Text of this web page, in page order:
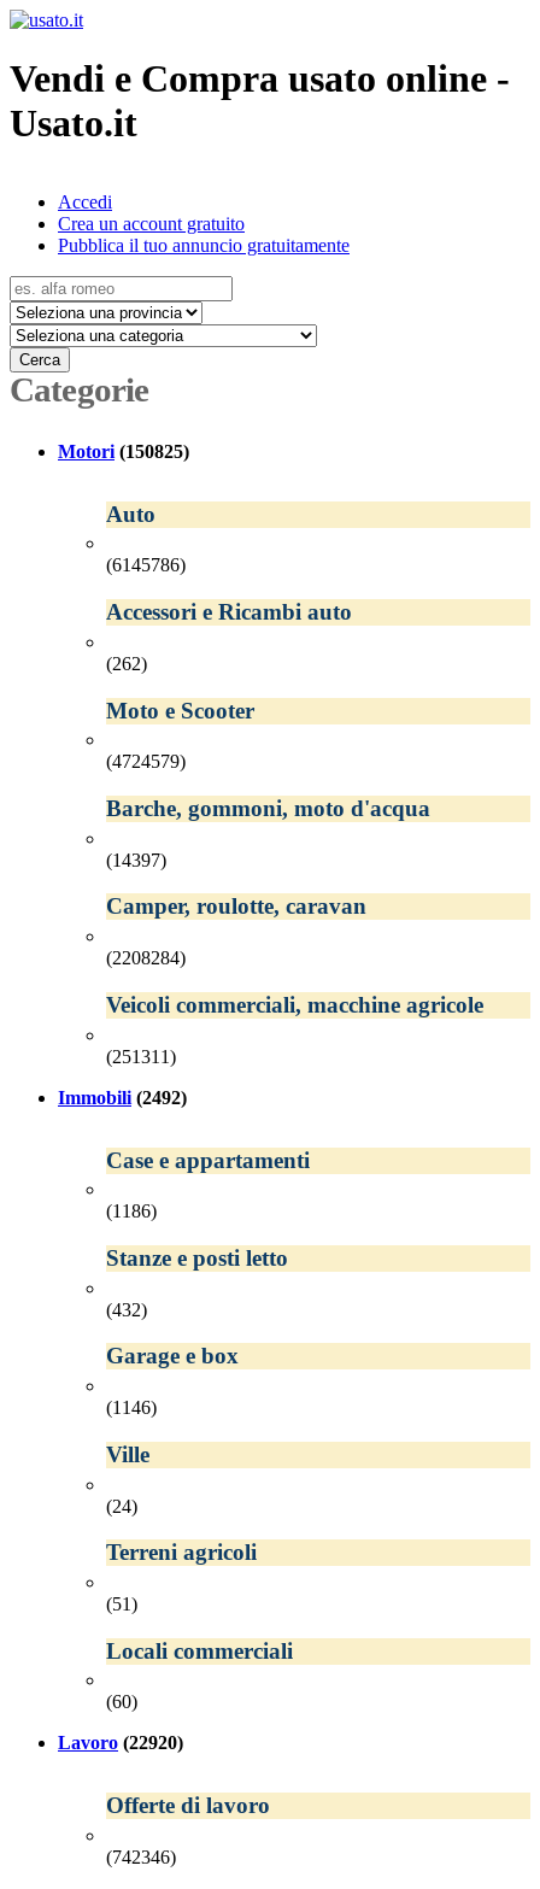
Vendi e Compra usato online -
Usato.it
Accedi
Crea un account gratuito
Pubblica il tuo annuncio gratuitamente
Cerca
Categorie
Motori (150825)
Auto
(6145786)
Accessori e Ricambi auto
(262)
Moto e Scooter
(4724579)
Barche, gommoni, moto d'acqua
(14397)
Camper, roulotte, caravan
(2208284)
Veicoli commerciali, macchine agricole
(251311)
Immobili (2492)
Case e appartamenti
(1186)
Stanze e posti letto
(432)
Garage e box
(1146)
Ville
(24)
Terreni agricoli
(51)
Locali commerciali
(60)
Lavoro (22920)
Offerte di lavoro
(742346)